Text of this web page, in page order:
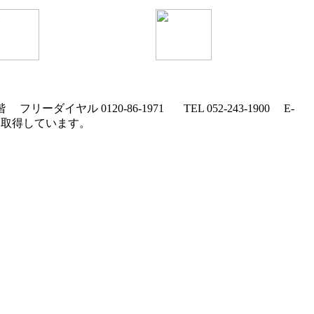
フリーダイヤル 0120-86-1971 TEL 052-243-1900 E-
しています。